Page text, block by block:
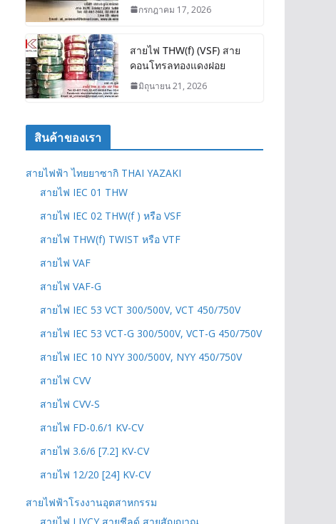
กรกฎาคม 17, 2026
สายไฟ THW(f) (VSF) สาย
คอนโทรลทองแดงฝอย
มิถุนายน 21, 2026
สินค้าของเรา
สายไฟฟ้า ไทยยาซากิ THAI YAZAKI
สายไฟ IEC 01 THW
สายไฟ IEC 02 THW(f ) หรือ VSF
สายไฟ THW(f) TWIST หรือ VTF
สายไฟ VAF
สายไฟ VAF-G
สายไฟ IEC 53 VCT 300/500V, VCT 450/750V
สายไฟ IEC 53 VCT-G 300/500V, VCT-G 450/750V
สายไฟ IEC 10 NYY 300/500V, NYY 450/750V
สายไฟ CVV
สายไฟ CVV-S
สายไฟ FD-0.6/1 KV-CV
สายไฟ 3.6/6 [7.2] KV-CV
สายไฟ 12/20 [24] KV-CV
สายไฟฟ้าโรงงานอุตสาหกรรม
สายไฟ LIYCY สายชีลด์ สายสัญญาณ